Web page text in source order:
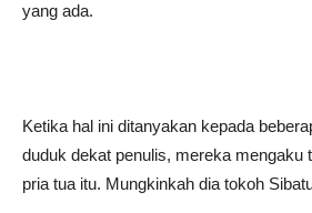
yang ada.
Ketika hal ini ditanyakan kepada
duduk dekat penulis, mereka mengaku
pria tua itu. Mungkinkah dia tokoh